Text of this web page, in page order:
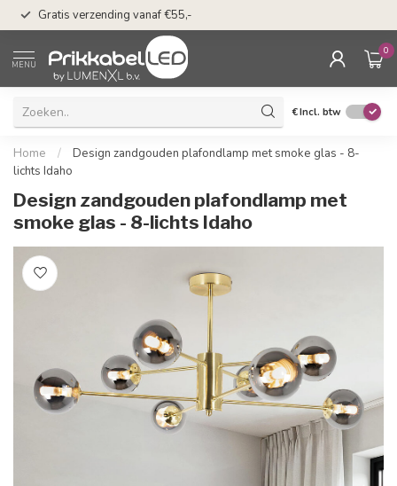
Gratis verzending vanaf €55,-
MENU
0
€Incl. btw
Home /
Design zandgouden plafondlamp met smoke glas - 8-
lichts Idaho
Design zandgouden plafondlamp met
smoke glas - 8-lichts Idaho